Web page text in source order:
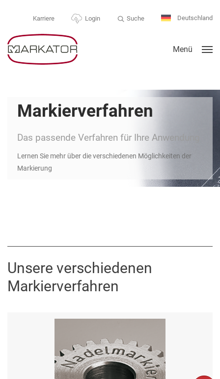
Karriere Login Suche Deutschland
Menü
Markierverfahren
Das passende Verfahren für Ihre Anwendung
Lernen Sie mehr über die verschiedenen Möglichkeiten der
Markierung
Unsere verschiedenen
Markierverfahren